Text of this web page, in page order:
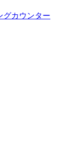
グカウンター